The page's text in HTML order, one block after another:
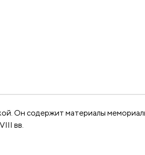
Он содержит материалы
вв.